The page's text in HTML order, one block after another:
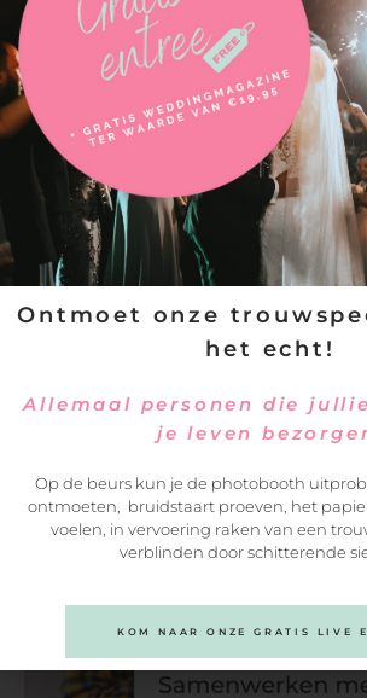
Ontmoet onze
het echt!
Allemaal personen die
je leven
Op de beurs kun je de photobooth
ontmoeten, bruidstaart proeven, het
voelen, in vervoering raken van een
verblinden door schitterende
KOM NAAR ONZE GRATIS LIVE